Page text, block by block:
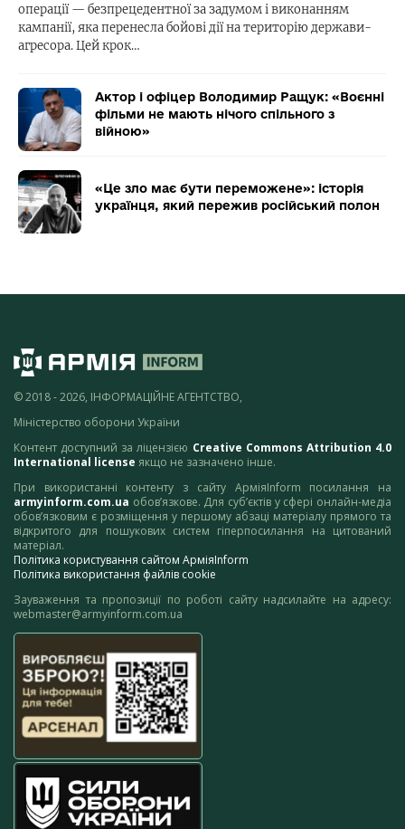
операції — безпрецедентної за задумом і виконанням
кампанії, яка перенесла бойові дії на територію держави-
агресора. Цей крок…
Актор і офіцер Володимир Ращук: «Воєнні
фільми не мають нічого спільного з
війною»
«Це зло має бути переможене»: історія
українця, який пережив російський полон
© 2018 - 2026, ІНФОРМАЦІЙНЕ АГЕНТСТВО,
Міністерство оборони України
Контент доступний за ліцензією Creative Commons Attribution 4.0
International license якщо не зазначено інше.
При використанні контенту з сайту АрміяInform посилання на
armyinform.com.ua обов’язкове. Для суб’єктів у сфері онлайн-медіа
обов’язковим є розміщення у першому абзаці матеріалу прямого та
відкритого для пошукових систем гіперпосилання на цитований
матеріал.
Політика користування сайтом АрміяInform
Політика використання файлів cookie
Зауваження та пропозиції по роботі сайту надсилайте на адресу:
webmaster@armyinform.com.ua